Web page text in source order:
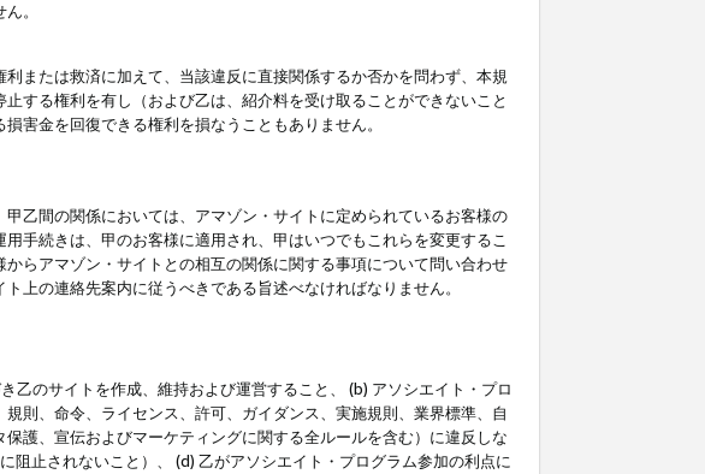
。
または救済に加えて、当該違反に直接関係するか否かを問わず、本規
する権利を有し（および乙は、紹介料を受け取ることができないこと
害金を回復できる権利を損なうこともありません。
乙間の関係においては、アマゾン・サイトに定められているお客様の
手続きは、甲のお客様に適用され、甲はいつでもこれらを変更するこ
らアマゾン・サイトとの相互の関係に関する事項について問い合わせ
上の連絡先案内に従うべきである旨述べなければなりません。
乙のサイトを作成、維持および運営すること、 (b) アソシエイト・プロ
則、命令、ライセンス、許可、ガイダンス、実施規則、業界標準、自
護、宣伝およびマーケティングに関する全ルールを含む）に違反しな
阻止されないこと）、 (d) 乙がアソシエイト・プログラム参加の利点に